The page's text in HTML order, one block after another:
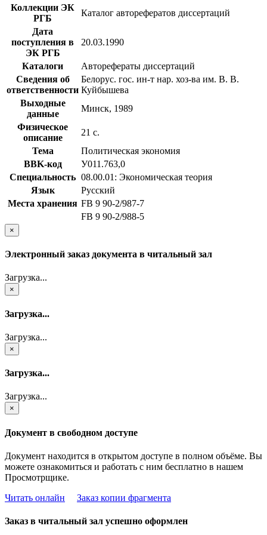
Коллекции ЭК
РГБ
Каталог авторефератов диссертаций
Дата
поступления в
ЭК РГБ
20.03.1990
Каталоги
Авторефераты диссертаций
Сведения об
ответственности
Белорус. гос. ин-т нар. хоз-ва им. В. В.
Куйбышева
Выходные
данные
Минск, 1989
Физическое
описание
21 с.
Тема
Политическая экономия
BBK-код
У011.763,0
Специальность 08.00.01: Экономическая теория
Язык
Русский
Места хранения FB 9 90-2/987-7
FB 9 90-2/988-5
×
Электронный заказ документа в читальный зал
Загрузка...
×
Загрузка...
Загрузка...
×
Загрузка...
Загрузка...
×
Документ в свободном доступе
Документ находится в открытом доступе в полном объёме. Вы
можете ознакомиться и работать с ним бесплатно в нашем
Просмотрщике.
Читать онлайн
Заказ копии фрагмента
Заказ в читальный зал успешно оформлен